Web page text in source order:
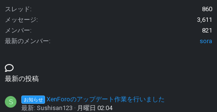
スレッド
860
メッセージ
3,611
メンバー
821
最新のメンバー
sora
最新の投稿
S お知らせ XenForoのアップデート作業を行いました
最新: Sushisan123
月曜日 02:04